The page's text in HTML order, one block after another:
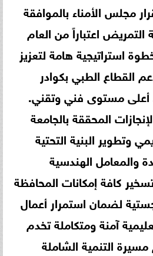
مجلس الأمناء بالموافقة
التمريض اعتباراً من العام
استراتيجية هامة لتعزيز
القطاع الطبي بكوادر
مستوى فني وتقني.
المحققة بالجامعة
وتطوير البنية التحتية
والمعامل الهندسية
كافة إمكانات المحافظة
لضمان استمرار أعمال
آمنة ومتكاملة تخدم
التنمية الشاملة